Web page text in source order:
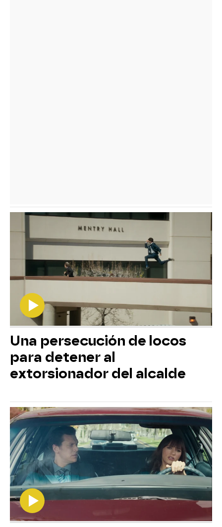
Una persecución de locos
para detener al
extorsionador del alcalde